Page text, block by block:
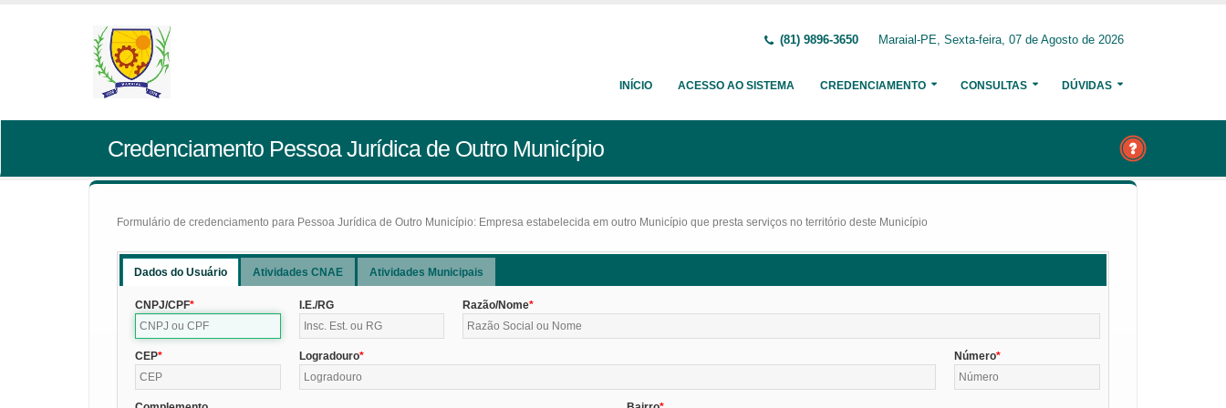
(81) 9896-3650 Maraial-PE, Sexta-feira, 07 de Agosto de 2026
INÍCIO ACESSO AO SISTEMA CREDENCIAMENTO CONSULTAS DÚVIDAS
Credenciamento Pessoa Jurídica de Outro Município
Formulário de credenciamento para Pessoa Jurídica de Outro Município: Empresa estabelecida em outro Município que presta serviços no território deste Município
Dados do Usuário Atividades CNAE Atividades Municipais
CNPJ/CPF I.E./RG Razão/Nome
CEP Logradouro Número